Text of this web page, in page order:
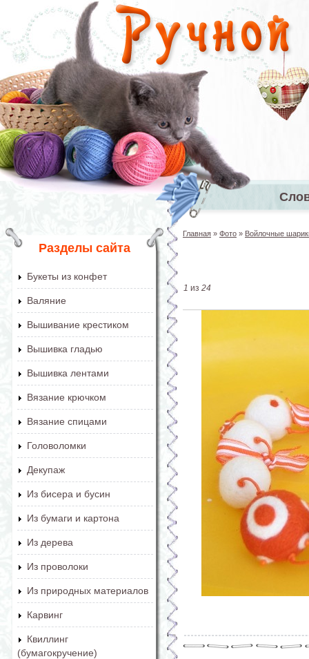
Перейти к основному содержанию
Главное
Разделы сайта
Букеты из конфет
Валяние
Вышивание крестиком
Вышивка гладью
Вышивка лентами
Вязание крючком
Вязание спицами
Головоломки
Декупаж
Из бисера и бусин
Из бумаги и картона
Из дерева
Из проволоки
Из природных материалов
Карвинг
Квиллинг
(бумагокручение)
Главная » Фото » Войлочные
1 из 24